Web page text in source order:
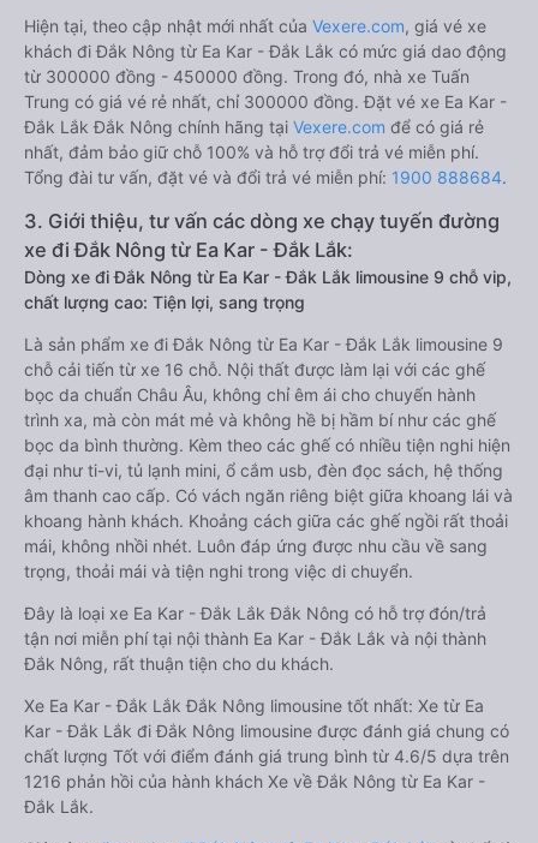
Hiện tại, theo cập nhật mới nhất của Vexere.com, giá vé xe
khách đi Đắk Nông từ Ea Kar - Đắk Lắk có mức giá dao động
từ 300000 đồng - 450000 đồng. Trong đó, nhà xe Tuấn
Trung có giá vé rẻ nhất, chỉ 300000 đồng. Đặt vé xe Ea Kar -
Đắk Lắk Đắk Nông chính hãng tại Vexere.com để có giá rẻ
nhất, đảm bảo giữ chỗ 100% và hỗ trợ đổi trả vé miễn phí.
Tổng đài tư vấn, đặt vé và đổi trả vé miễn phí: 1900 888684.
3. Giới thiệu, tư vấn các dòng xe chạy tuyến đường
xe đi Đắk Nông từ Ea Kar - Đắk Lắk:
Dòng xe đi Đắk Nông từ Ea Kar - Đắk Lắk limousine 9 chỗ vip,
chất lượng cao: Tiện lợi, sang trọng
Là sản phẩm xe đi Đắk Nông từ Ea Kar - Đắk Lắk limousine 9
chỗ cải tiến từ xe 16 chỗ. Nội thất được làm lại với các ghế
bọc da chuẩn Châu Âu, không chỉ êm ái cho chuyến hành
trình xa, mà còn mát mẻ và không hề bị hầm bí như các ghế
bọc da bình thường. Kèm theo các ghế có nhiều tiện nghi hiện
đại như ti-vi, tủ lạnh mini, ổ cắm usb, đèn đọc sách, hệ thống
âm thanh cao cấp. Có vách ngăn riêng biệt giữa khoang lái và
khoang hành khách. Khoảng cách giữa các ghế ngồi rất thoải
mái, không nhồi nhét. Luôn đáp ứng được nhu cầu về sang
trọng, thoải mái và tiện nghi trong việc di chuyển.
Đây là loại xe Ea Kar - Đắk Lắk Đắk Nông có hỗ trợ đón/trả
tận nơi miễn phí tại nội thành Ea Kar - Đắk Lắk và nội thành
Đắk Nông, rất thuận tiện cho du khách.
Xe Ea Kar - Đắk Lắk Đắk Nông limousine tốt nhất: Xe từ Ea
Kar - Đắk Lắk đi Đắk Nông limousine được đánh giá chung có
chất lượng Tốt với điểm đánh giá trung bình từ 4.6/5 dựa trên
1216 phản hồi của hành khách Xe về Đắk Nông từ Ea Kar -
Đắk Lắk.